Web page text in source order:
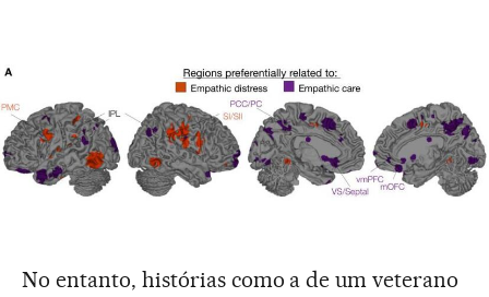
No entanto, histórias como a de um veterano